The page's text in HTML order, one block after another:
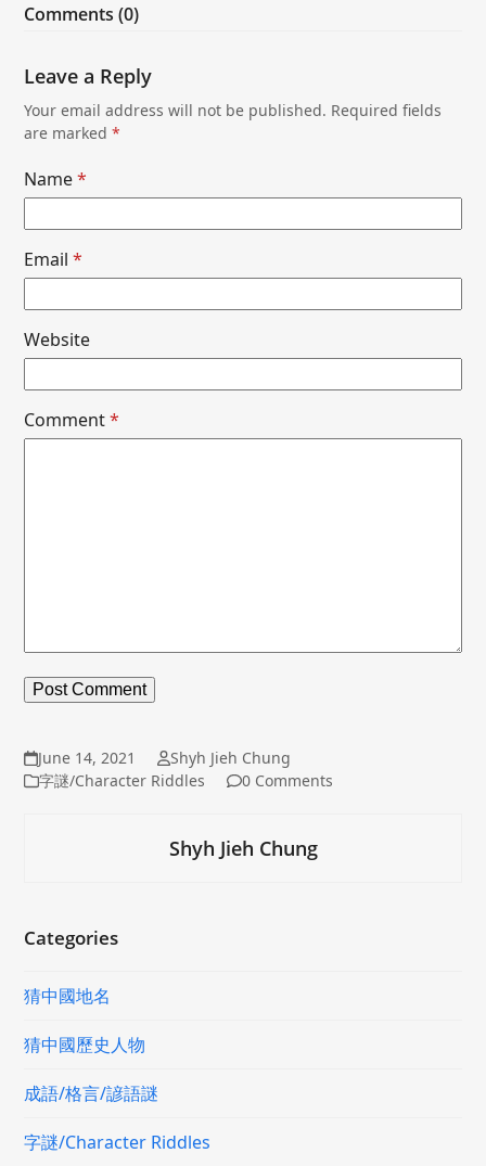
Comments (0)
Leave a Reply
Your email address will not be published. Required fields
are marked*
Name*
Email*
Website
Comment*
June 14, 2021
Shyh Jieh Chung
字謎/Character Riddles
0 Comments
Shyh Jieh Chung
Categories
猜中國地名
猜中國歷史人物
成語/格言/諺語謎
字謎/Character Riddles